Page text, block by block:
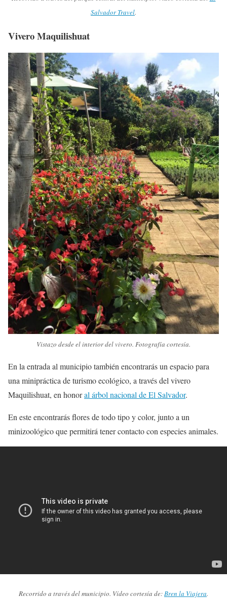
Salvador Travel.
Vivero Maquilishuat
Vistazo desde el interior del vivero. Fotografía cortesía.
En la entrada al municipio también encontrarás un espacio para
una minipráctica de turismo ecológico, a través del vivero
Maquilishuat, en honoral árbol nacional de El Salvador.
En este encontrarás flores de todo tipo y color, junto a un
minizoológico que permitirá tener contacto con especies animales.
Recorrido a través del municipio. Vídeo cortesía de:Bren la Viajera.